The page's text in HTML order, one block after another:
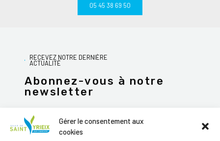
Gérer le consentement aux
cookies
05 45 38 69 50
RECEVEZ NOTRE DERNIÈRE
ACTUALITÉ
Abonnez-vous à notre
newsletter